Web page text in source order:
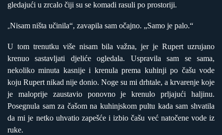
gledajući u zrcalo čiji su se komadi rasuli po prostoriji.
„Nisam ništa učinila“, zavapila sam očajno. „Samo je palo.“
U tom trenutku više nisam bila važna, jer je Rupert uzrujano
krenuo sastavljati djeliće ogledala. Uspravila sam se sama,
nekoliko minuta kasnije i krenula prema kuhinji po čašu vode
koju Rupert nikad nije donio. Noge su mi drhtale, a krvarenje koje
je maloprije zaustavio ponovno je krenulo prljajući haljinu.
Posegnula sam za čašom na kuhinjskom pultu kada sam shvatila
da mi je netko uhvatio zapešće i izbio čašu već natočene vode iz
ruke.